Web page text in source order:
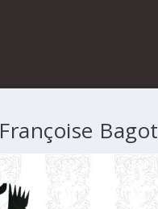
Françoise Bagot